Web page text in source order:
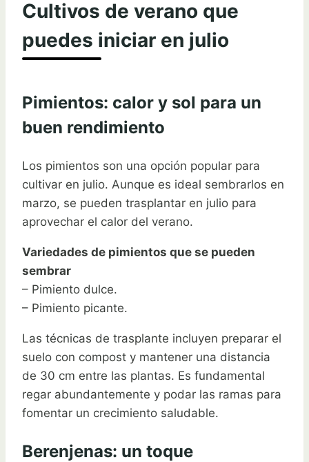
Cultivos de verano que
puedes iniciar en julio
Pimientos: calor y sol para un
buen rendimiento
Los pimientos son una opción popular para
cultivar en julio. Aunque es ideal sembrarlos en
marzo, se pueden trasplantar en julio para
aprovechar el calor del verano.
Variedades de pimientos que se pueden
sembrar
– Pimiento dulce.
– Pimiento picante.
Las técnicas de trasplante incluyen preparar el
suelo con compost y mantener una distancia
de 30 cm entre las plantas. Es fundamental
regar abundantemente y podar las ramas para
fomentar un crecimiento saludable.
Berenjenas: un toque